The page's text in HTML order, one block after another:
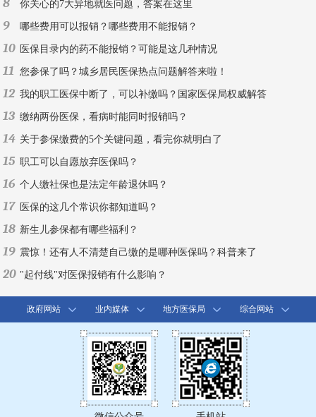
8 你关心的7大异地就医问题，答案在这里
9 哪些费用可以报销？哪些费用不能报销？
10 医保目录内的药不能报销？可能是这几种情况
11 您参保了吗？城乡居民医保热点问题解答来啦！
12 我的职工医保中断了，可以补缴吗？国家医保局权威解答
13 缴纳两份医保，看病时能同时报销吗？
14 关于参保缴费的5个关键问题，看完你就明白了
15 职工可以自愿放弃医保吗？
16 个人缴社保也是法定年龄退休吗？
17 医保的这几个常识你都知道吗？
18 新生儿参保都有哪些福利？
19 震惊！还有人不清楚自己缴的是哪种医保吗？科普来了
20 "起付线"对医保报销有什么影响？
政府网站 业内媒体 地方医保局 综合网站